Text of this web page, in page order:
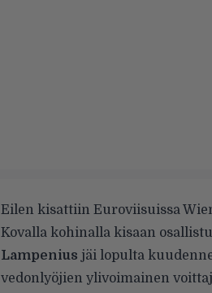
Eilen kisattiin Euroviisuissa
Kovalla kohinalla kisaan
Lampenius jäi lopulta
vedonlyöjien ylivoimainen